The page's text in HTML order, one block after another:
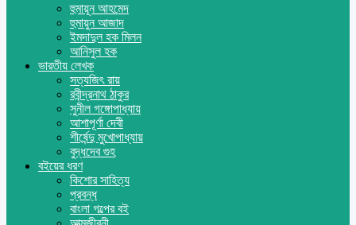
হুমায়ূন আহমেদ
হুমায়ুন আজাদ
ইমদাদুল হক মিলন
আনিসুল হক
ভারতীয় লেখক
সত্যজিৎ রায়
রবীন্দ্রনাথ ঠাকুর
সুনীল গঙ্গোপাধ্যায়
আশাপূর্ণা দেবী
শীর্ষেন্দু মুখোপাধ্যায়
বুদ্ধদেব গুহ
বইয়ের ধরণ
কিশোর সাহিত্য
প্রবন্ধ
বাংলা গল্পের বই